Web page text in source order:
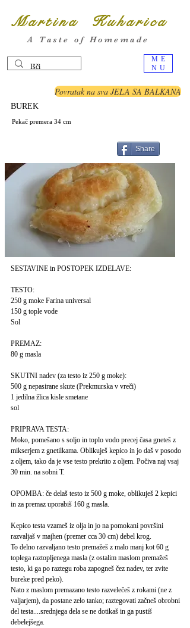
ME
NU
Martina Kuharica
A Taste of Homemade
Povratak na sva JELA SA BALKANA
BUREK
Pekač premera 34 cm
Share
SESTAVINE in POSTOPEK IZDELAVE:
TESTO:
250 g moke Farina universal
150 g tople vode
Sol
PREMAZ:
80 g masla
SKUTNI nadev (za testo iz 250 g moke):
500 g nepasirane skute (Prekmurska v vreči)
1 jedilna žlica kisle smetane
sol
PRIPRAVA TESTA:
Moko, pomešano s soljo in toplo vodo precej časa gneteš z
mikserjem z gnetilkama. Oblikuješ kepico in jo daš v posodo
z oljem, tako da je vse testo prekrito z oljem. Počiva naj vsaj
30 min. na sobni T.
OPOMBA: če delaš testo iz 500 g moke, oblikuješ 2 kepici
in za premaz uporabiš 160 g masla.
Kepico testa vzameš iz olja in jo na pomokani površini
razvaljaš v majhen (premer cca 30 cm) debel krog.
To delno razvaljano testo premažeš z malo manj kot 60 g
toplega raztopljenega masla (z ostalim maslom premažeš
testo, ki ga po raztegu roba zapogneš čez nadev, ter zvite
bureke pred peko).
Nato z maslom premazano testo razvelečeš z rokami (ne z
valjarjem), da postane zelo tanko; raztegovati začneš obrobni
del testa....srednjega dela se ne dotikaš in ga pustiš
debelejšega.